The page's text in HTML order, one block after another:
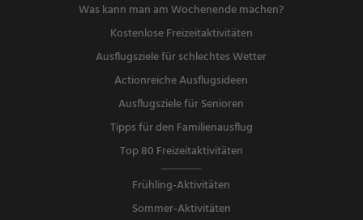
Was kann man am Wochenende machen?
Kostenlose Freizeitaktivitäten
Ausflugsziele für schlechtes Wetter
Actionreiche Ausflugsideen
Ausflugsziele für Senioren
Tipps für den Familienausflug
Top 80 Freizeitaktivitäten
Frühling-Aktivitäten
Sommer-Aktivitäten